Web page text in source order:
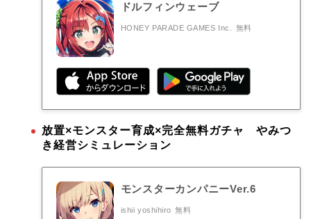
ドルフィンウェーブ
HONEY PARADE GAMES Inc. 無料
放置×モンスター育成×完全無料ガチャ やみつ
き経営シミュレーション
モンスターカンパニーVer.6
ishii yoshihiro 無料